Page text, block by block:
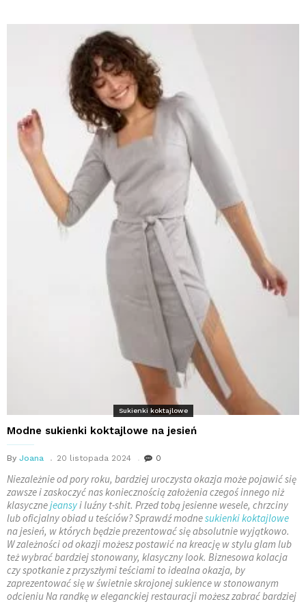
Sukienki koktajlowe
Modne sukienki koktajlowe na jesień
By Joana 20 listopada 2024 0
Niezależnie od pory roku, bardziej uroczysta okazja może pojawić się
zawsze i zaskoczyć nas koniecznością założenia czegoś innego niż
klasycznejeansyi luźny t-shit. Przed tobą jesienne wesele, chrzciny
lub oficjalny obiad u teściów? Sprawdź modnesukienki koktajlowe
na jesień, w których będzie prezentować się absolutnie wyjątkowo.
W zależności od okazji możesz postawić na kreację w stylu glam lub
też wybrać bardziej stonowany, klasyczny look. Biznesowa kolacja
czy spotkanie z przyszłymi teściami to idealna okazja, by
zaprezentować się w świetnie skrojonej sukience w stonowanym
odcieniu Na randkę w eleganckiej restauracji możesz zabrać bardziej